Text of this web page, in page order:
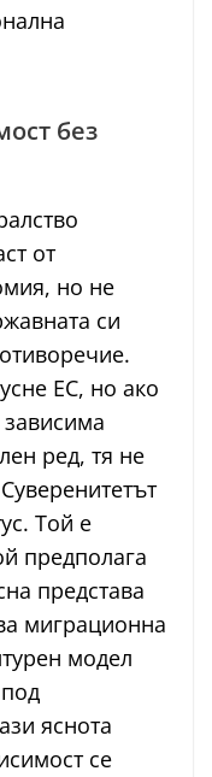
без
от
но не
си
ЕС, но ако
ред, тя не
Той е
предполага
представа
миграционна
модел
яснота
се